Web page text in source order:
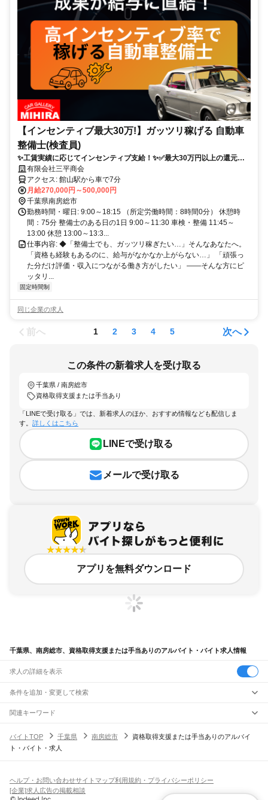
【インセンティブ最大30万!】ガッツリ稼げる 自動車
整備士(検査員)
✨工賃実績に応じてインセンティブ支給！✨✅最大30万円以上の還元実
績あり！✅月の残業は5～10時間以内✅《入社祝い金30万円＋引越し費
用10万円》！✅資格費用は全額負担！✅勤務地は千葉県館山市、自然に
囲まれた環境です！
有限会社三平商会
アクセス: 館山駅から車で7分
月給270,000円～500,000円
千葉県南房総市
勤務時間・曜日: 9:00～18:15 （所定労働時間：8時間0分） 休憩時
間：75分 整備士のある日の1日 9:00～11:30 車検・整備 11:45～
13:00 休憩 13:00～13:3...
仕事内容: ◆「整備士でも、ガッツリ稼ぎたい…」そんなあなたへ。
「資格も経験もあるのに、給与がなかなか上がらない…」 「頑張っ
た分だけ評価・収入につながる働き方がしたい」 ――そんな方にピ
ッタリ...
固定時間制
同じ企業の求人
前へ 1 2 3 4 5 次へ
この条件の新着求人を受け取る
千葉県 / 南房総市
資格取得支援または手当あり
「LINEで受け取る」では、新着求人のほか、おすすめ情報なども配信しま
す。 詳しくはこちら
LINEで受け取る
メールで受け取る
アプリを無料ダウンロード
千葉県、南房総市、資格取得支援または手当ありのアルバイト・バイト求人情報
求人の詳細を表示
条件を追加・変更して検索
市区町村を追加・変更
千葉県すべて
千葉市 すべて
旭市習志野市柏市勝浦市市原市流山市八千代市我孫子市鴨川市鎌ケ谷市
君津市富津市浦安市 印西市白井市富里市南房総市
駅を追加・変更
JR中央・総武線
市川駅本八幡駅下総中山駅 津田沼駅幕張本郷駅幕張駅
職種を追加・変更
飲食・フードサービスすべて
ホールスタッフキッチンスタッフ
パン屋（ベーカリー）
バー（BAR）・バーテンダー
人気
雇用形態を追加・変更
関連キーワード
千葉県 資格取得支援または手当あり 柏の葉ららぽーと
千葉県 浦安市 資格取得支援または手当あり 正社員 在宅ワーク
バイトTOP 千葉県 南房総市
資格取得支援または手当ありのアルバイ
ト・バイト・求人
ヘルプ・お問い合わせサイトマップ利用規約・プライバシーポリシー
[企業]求人広告の掲載相談